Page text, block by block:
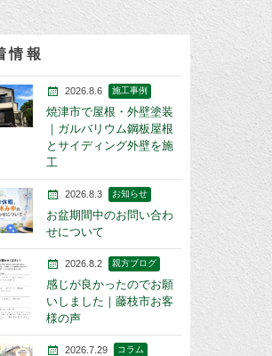
情報
2026.8.6 施工事例
焼津市で屋根・外壁塗装
｜ガルバリウム鋼板屋根
とサイディング外壁を施
工
2026.8.3 お知らせ
お盆期間中のお問い合わ
せについて
2026.8.2 親方ブログ
感じが良かったのでお願
いしました｜藤枝市お客
様の声
2026.7.29 コラム